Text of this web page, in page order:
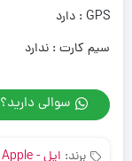
GPS : دارد
سیم کارت : ندارد
سوالی دارید؟
برند: اپل - Apple